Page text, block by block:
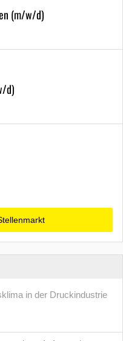
(m/w/d)
d)
in der Druckindustrie